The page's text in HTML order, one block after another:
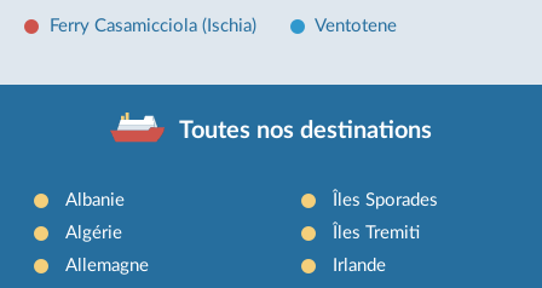
Ferry Casamicciola (Ischia) Ventotene
Toutes nos destinations
Albanie
Algérie
Allemagne
Îles Sporades
Îles Tremiti
Irlande